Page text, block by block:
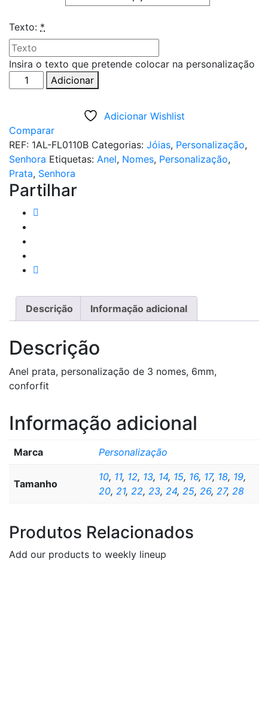
Texto: *
Insira o texto que pretende colocar na personalização
Quantidade
de
COM
3
NOMES
PERSONALIZADOS
Adicionar
Adicionar Wishlist
Comparar
REF: 1AL-FL0110B Categorias: Jóias, Personalização,
Senhora Etiquetas: Anel, Nomes, Personalização,
Prata, Senhora
Partilhar
Descrição Informação adicional
Descrição
Anel prata, personalização de 3 nomes, 6mm,
conforfit
Informação adicional
Marca Personalização
Tamanho
10, 11, 12, 13, 14, 15, 16, 17, 18, 19,
20, 21, 22, 23, 24, 25, 26, 27, 28
Produtos Relacionados
Add our products to weekly lineup